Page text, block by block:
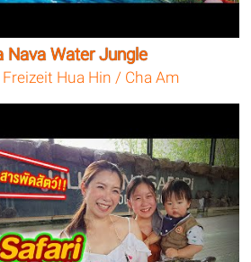
Nava Water Jungle
Hua Hin / Cha Am